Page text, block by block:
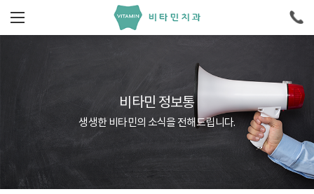
비타민 정보통
생생한 비타민의 소식을 전해드립니다.